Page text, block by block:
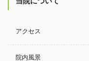
アクセス
院内風景